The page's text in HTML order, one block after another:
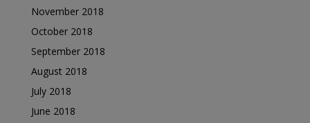
November 2018
October 2018
September 2018
August 2018
July 2018
June 2018